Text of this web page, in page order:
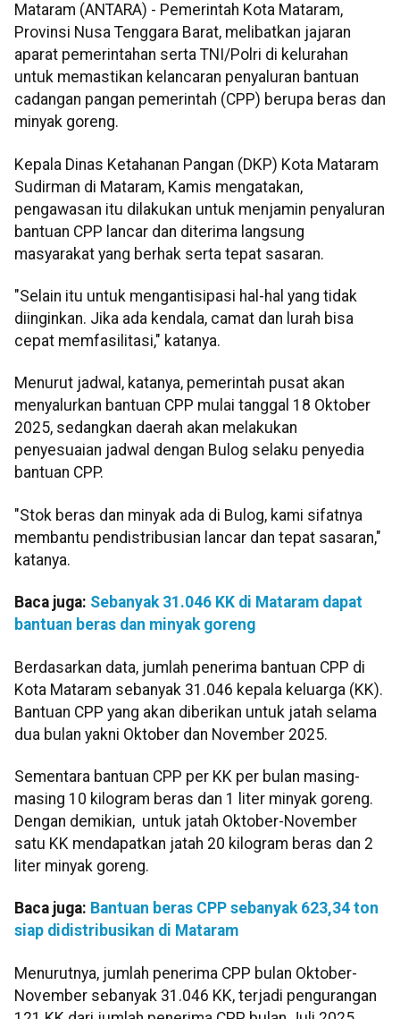
Mataram (ANTARA) - Pemerintah Kota Mataram,
Provinsi Nusa Tenggara Barat, melibatkan jajaran
aparat pemerintahan serta TNI/Polri di kelurahan
untuk memastikan kelancaran penyaluran bantuan
cadangan pangan pemerintah (CPP) berupa beras dan
minyak goreng.
Kepala Dinas Ketahanan Pangan (DKP) Kota Mataram
Sudirman di Mataram, Kamis mengatakan,
pengawasan itu dilakukan untuk menjamin penyaluran
bantuan CPP lancar dan diterima langsung
masyarakat yang berhak serta tepat sasaran.
"Selain itu untuk mengantisipasi hal-hal yang tidak
diinginkan. Jika ada kendala, camat dan lurah bisa
cepat memfasilitasi," katanya.
Menurut jadwal, katanya, pemerintah pusat akan
menyalurkan bantuan CPP mulai tanggal 18 Oktober
2025, sedangkan daerah akan melakukan
penyesuaian jadwal dengan Bulog selaku penyedia
bantuan CPP.
"Stok beras dan minyak ada di Bulog, kami sifatnya
membantu pendistribusian lancar dan tepat sasaran,"
katanya.
Baca juga: Sebanyak 31.046 KK di Mataram dapat
bantuan beras dan minyak goreng
Berdasarkan data, jumlah penerima bantuan CPP di
Kota Mataram sebanyak 31.046 kepala keluarga (KK).
Bantuan CPP yang akan diberikan untuk jatah selama
dua bulan yakni Oktober dan November 2025.
Sementara bantuan CPP per KK per bulan masing-
masing 10 kilogram beras dan 1 liter minyak goreng.
Dengan demikian, untuk jatah Oktober-November
satu KK mendapatkan jatah 20 kilogram beras dan 2
liter minyak goreng.
Baca juga: Bantuan beras CPP sebanyak 623,34 ton
siap didistribusikan di Mataram
Menurutnya, jumlah penerima CPP bulan Oktober-
November sebanyak 31.046 KK, terjadi pengurangan